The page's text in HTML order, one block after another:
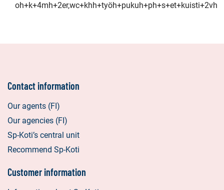
oh+k+4mh+2er,wc+khh+työh+pukuh+ph+s+et+kuisti+2vh
Contact information
Our agents (FI)
Our agencies (FI)
Sp-Koti’s central unit
Recommend Sp-Koti
Customer information